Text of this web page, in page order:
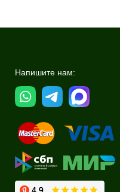
Напишите нам: